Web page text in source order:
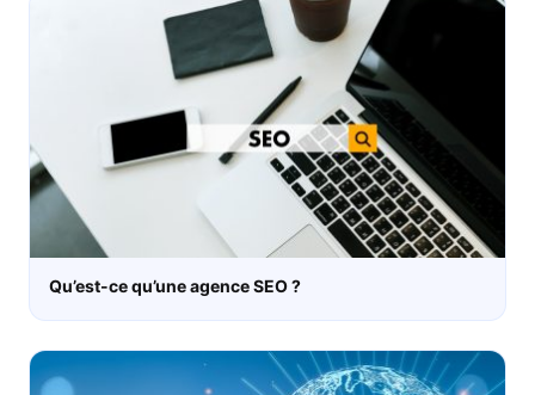
Qu’est-ce qu’une agence SEO ?